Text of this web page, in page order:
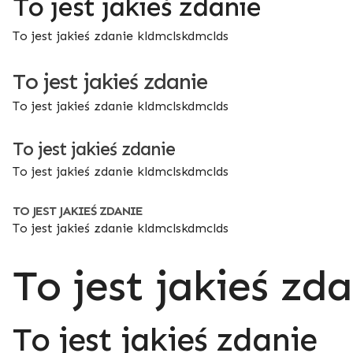
To jest jakieś zdanie
To jest jakieś zdanie kldmclskdmclds
To jest jakieś zdanie
To jest jakieś zdanie kldmclskdmclds
To jest jakieś zdanie
To jest jakieś zdanie kldmclskdmclds
TO JEST JAKIEŚ ZDANIE
To jest jakieś zdanie kldmclskdmclds
To jest jakieś
To jest jakieś zdanie